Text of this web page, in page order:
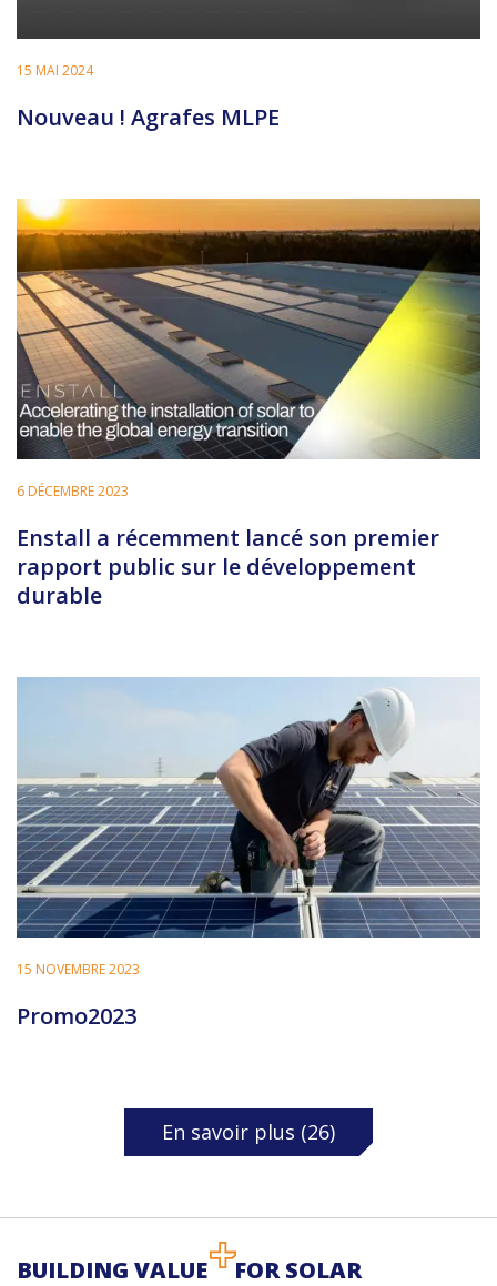
15 MAI 2024
Nouveau ! Agrafes MLPE
6 DÉCEMBRE 2023
Enstall a récemment lancé son premier
rapport public sur le développement
durable
15 NOVEMBRE 2023
Promo2023
En savoir plus (26)
BUILDING VALUE
FOR SOLAR